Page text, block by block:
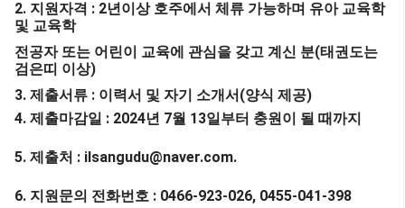
2. 지원자격 : 2년이상 호주에서 체류 가능하며 유아 교육학
및 교육학
전공자 또는 어린이 교육에 관심을 갖고 계신 분(태권도는
검은띠 이상)
3. 제출서류 : 이력서 및 자기 소개서 (양식 제공)
4. 제출마감일 : 2024년 7월 13일부터 충원이 될 때까지
5. 제출처 : ilsangudu@naver.com.
6. 지원문의 전화번호 : 0466-923-026, 0455-041-398